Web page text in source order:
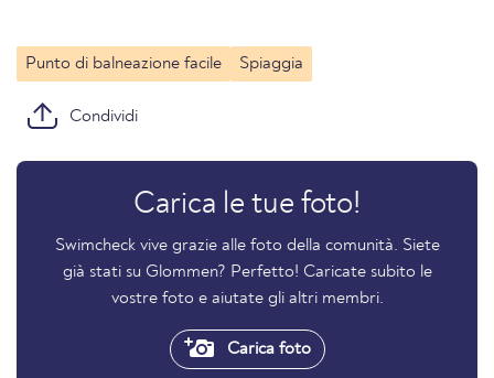
Punto di balneazione facile Spiaggia
Condividi
Carica le tue foto!
Swimcheck vive grazie alle foto della comunità. Siete
già stati su Glommen? Perfetto! Caricate subito le
vostre foto e aiutate gli altri membri.
Carica foto